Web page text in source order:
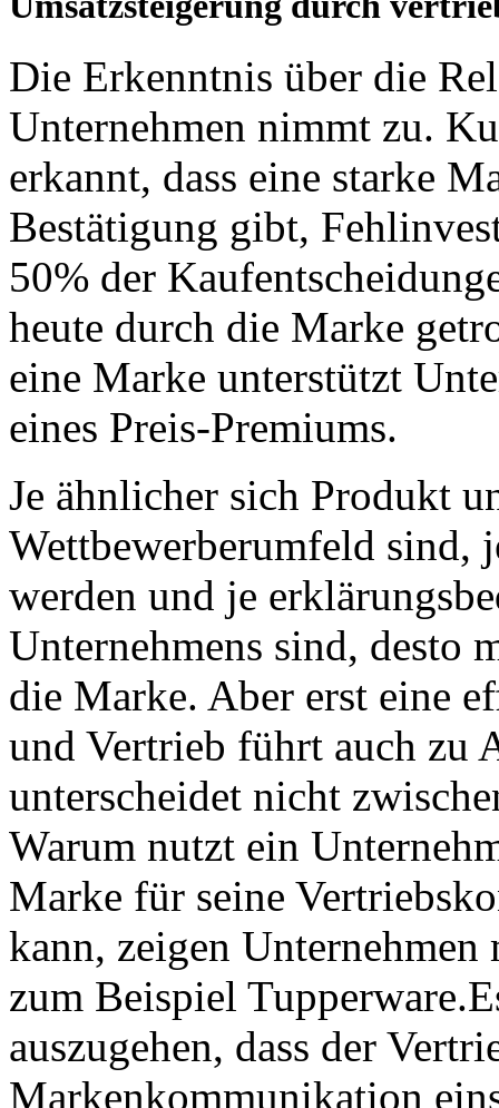
Die Erkenntnis über die
Unternehmen nimmt zu.
erkannt, dass eine starke
Bestätigung gibt,
50% der
heute durch die Marke
eine Marke unterstützt
eines Preis-Premiums.
Je ähnlicher sich Produkt
Wettbewerberumfeld sind,
werden und je
Unternehmens sind, desto
die Marke. Aber erst eine
und Vertrieb führt auch zu
unterscheidet nicht
Warum nutzt ein
Marke für seine
kann, zeigen
zum Beispiel
auszugehen, dass der
Markenkommunikation